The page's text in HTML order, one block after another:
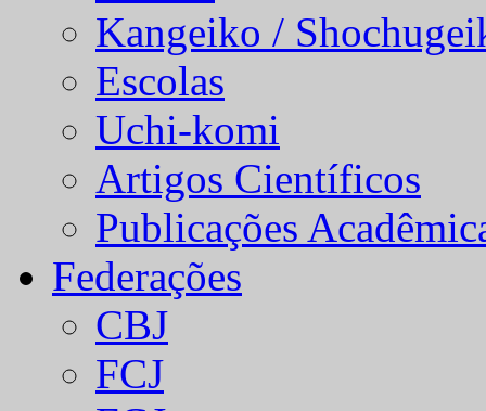
Kangeiko /
Escolas
Uchi-komi
Artigos Científicos
Publicações
Federações
CBJ
FCJ